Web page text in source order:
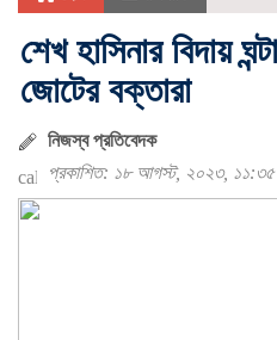
শেখ হাসিনার বিদায়
জোটের বক্তারা
নিজস্ব প্রতিবেদক
প্রকাশিত: ১৮ আগস্ট, ২০২৩, ১১:৩৫